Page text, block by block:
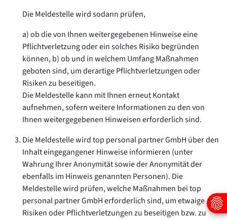
Die Meldestelle wird sodann prüfen,
a) ob die von Ihnen weitergegebenen Hinweise eine
Pflichtverletzung oder ein solches Risiko begründen
können,b) ob und in welchem Umfang Maßnahmen
geboten sind, um derartige Pflichtverletzungen oder
Risiken zu beseitigen.
Die Meldestelle kann mit Ihnen erneut Kontakt
aufnehmen, sofern weitere Informationen zu den von
Ihnen weitergegebenen Hinweisen erforderlich sind.
Die Meldestelle wirdtop personal partner GmbH über den
Inhalt eingegangener Hinweise informieren (unter
Wahrung Ihrer Anonymität sowie der Anonymität der
ebenfalls im Hinweis genannten Personen). Die
Meldestelle wird prüfen, welche Maßnahmen beitop
personal partner GmbHerforderlich sind, um etwaige
Risiken oder Pflichtverletzungen zu beseitigen bzw. zu